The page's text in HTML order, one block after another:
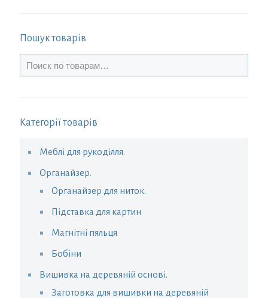
Пошук товарів
Категорії товарів
Меблі для рукоділля.
Органайзер.
Органайзер для ниток.
Підставка для картин
Магнітні пяльця
Бобіни
Вишивка на деревяній основі.
Заготовка для вишивки на деревяній